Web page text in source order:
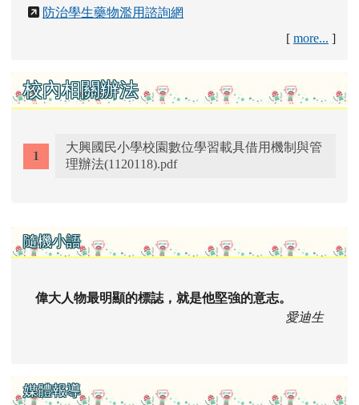
防治學生藥物濫用諮詢網
[ more... ]
校內相關辦法
大興國民小學校園數位學習載具借用機制與管
理辦法(1120118).pdf
右邊區域內容
隨機小語
偉大人物最明顯的標誌，就是他堅強的意志。
愛迪生
媒體報導